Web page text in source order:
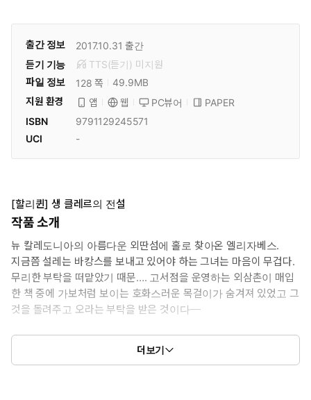
출간 정보 2017.10.31 출간
듣기 기능
TTS(듣기) 미 지원
파일 정보
128 쪽
49.9MB
지원 환경
앱 웹 PC뷰어
PAPER
ISBN
9791129245571
UCI
-
[할리퀸] 생 클레르의 전설
작품 소개
뉴 칼레도니아의 아름다운 외딴섬에 홀로 찾아온 엘리자베스.
지금쯤 설레는 바캉스를 보내고 있어야 하는 그녀는 마음이 무겁다.
무리한 부탁을 떠맡았기 때문…. 고서점을 운영하는 외삼촌이 매입
한 책 중에 가보처럼 보이는 호화스러운 목걸이가 숨겨져 있었고 그
것을 돌려주고 오라는 부탁을 받은 것이다─
"넌 왜 생 클레르 저택에 관심을 가지는 거지?" 호텔 지배인 자크
는 이렇게 말하며 그녀를 필요 이상으로 자꾸 따라다니는데…!
더보기